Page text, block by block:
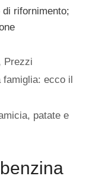
rifornimento;
Prezzi
famiglia: ecco il
patate e